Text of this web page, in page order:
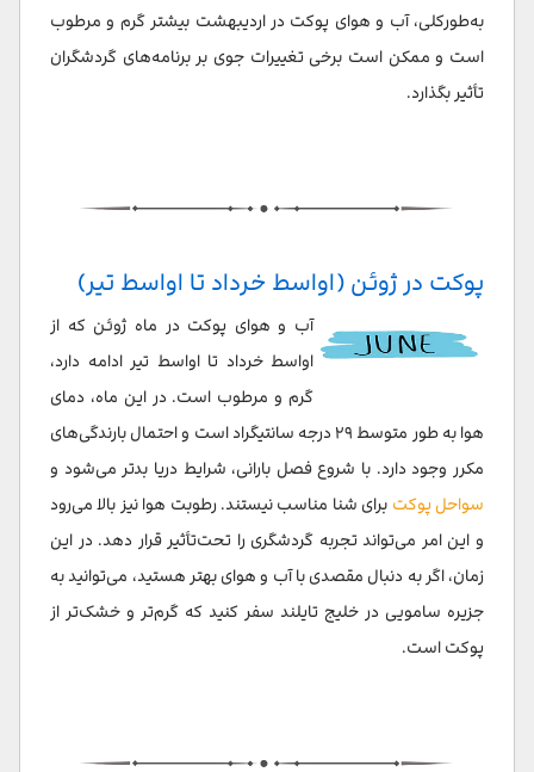
به‌طورکلی، آب و هوای پوکت در اردیبهشت بیشتر گرم و مرطوب
است و ممکن است برخی تغییرات جوی بر برنامه‌های گردشگران
تأثیر بگذارد.
پوکت در ژوئن (اواسط خرداد تا اواسط تیر)
آب و هوای پوکت در ماه ژوئن که از
اواسط خرداد تا اواسط تیر ادامه دارد،
گرم و مرطوب است. در این ماه، دمای
هوا به طور متوسط ۲۹ درجه سانتیگراد است و احتمال بارندگی‌های
مکرر وجود دارد. با شروع فصل بارانی، شرایط دریا بدتر می‌شود و
سواحل پوکت برای شنا مناسب نیستند. رطوبت هوا نیز بالا می‌رود
و این امر می‌تواند تجربه گردشگری را تحت‌تأثیر قرار دهد. در این
زمان، اگر به دنبال مقصدی با آب و هوای بهتر هستید، می‌توانید به
جزیره سامویی در خلیج تایلند سفر کنید که گرم‌تر و خشک‌تر از
پوکت است.